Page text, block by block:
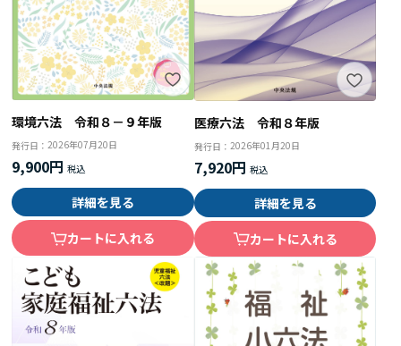
環境六法 令和８－９年版
発行日：2026年07月20日
9,900円
詳細を見る
カートに入れる
医療六法 令和８年版
発行日： 2026年01月20日
7,920円
詳細を見る
カートに入れる